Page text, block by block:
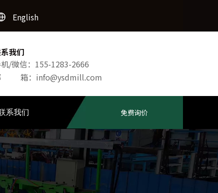
English
我们
/微信：155-1283-2666
箱： info@ysdmill.com
系我们 免费询价